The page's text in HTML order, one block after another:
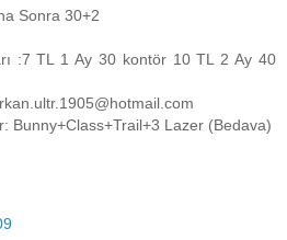
Sonra 30+2
:7 TL 1 Ay 30 kontör 10 TL 2 Ay 40
Bunny+Class+Trail+3 Lazer (Bedava)